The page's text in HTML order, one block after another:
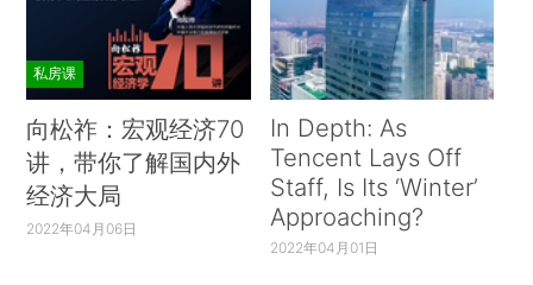
私房课
向松祚：宏观经济70
讲，带你了解国内外
经济大局
2022年04月06日
In Depth: As
Tencent Lays Off
Staff, Is Its ‘Winter’
Approaching?
2022年04月01日